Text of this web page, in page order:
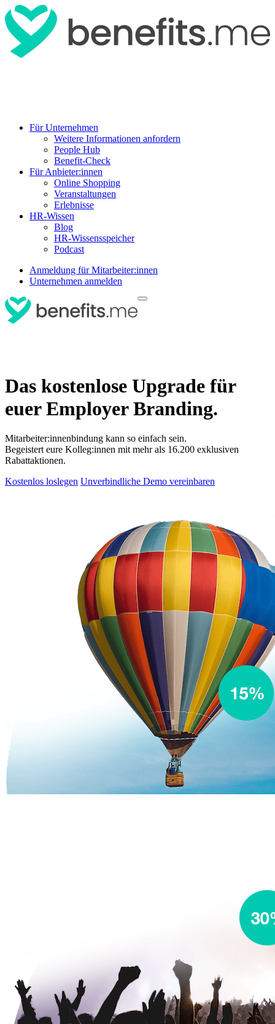
Für Unternehmen
Weitere Informationen anfordern
People Hub
Benefit-Check
Für Anbieter:innen
Online Shopping
Veranstaltungen
Erlebnisse
HR-Wissen
Blog
HR-Wissensspeicher
Podcast
Anmeldung für Mitarbeiter:innen
Unternehmen anmelden
Das kostenlose Upgrade für
euer Employer Branding.
Mitarbeiter:innenbindung kann so einfach sein.
Begeistert eure Kolleg:innen mit mehr als 16.200 exklusiven
Rabattaktionen.
Kostenlos loslegen Unverbindliche Demo vereinbaren